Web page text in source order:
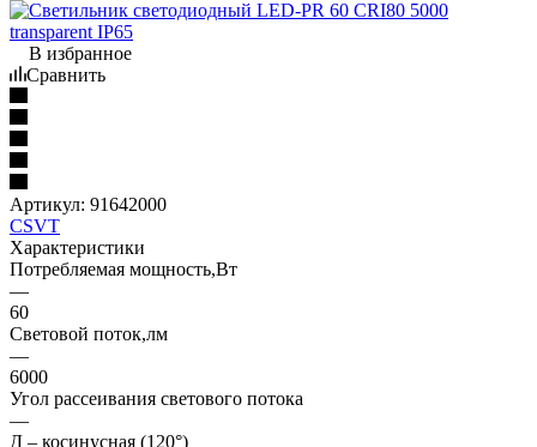
В избранное
Сравнить
Артикул: 91642000
CSVT
Характеристики
Потребляемая мощность,Вт
—
60
Световой поток,лм
—
6000
Угол рассеивания светового потока
—
Д – косинусная (120°)